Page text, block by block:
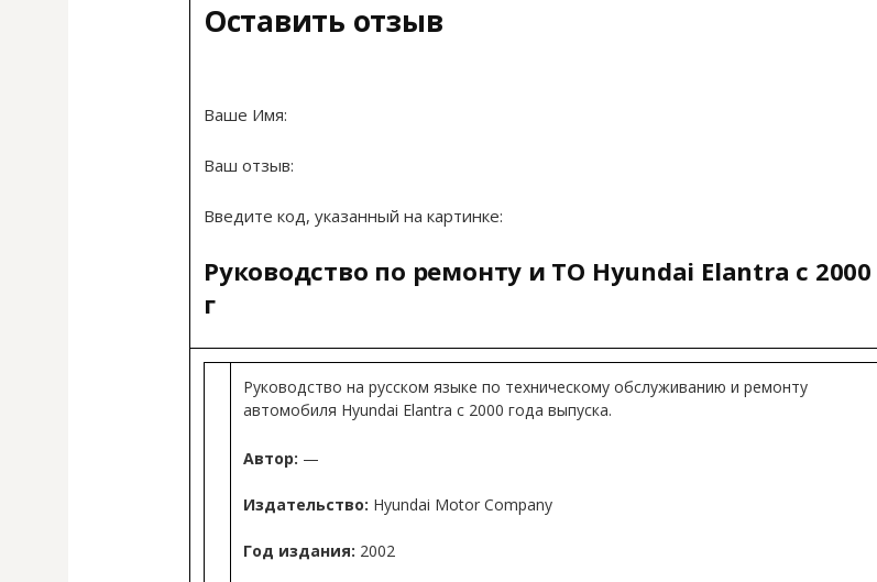
Оставить отзыв
Ваше Имя:
Ваш отзыв:
Введите код, указанный на картинке:
Руководство по ремонту и ТО Hyundai Elantra с 2000
г
Руководство на русском языке по техническому обслуживанию и ремонту
автомобиля Hyundai Elantra с 2000 года выпуска.
Автор: —
Издательство: Hyundai Motor Company
Год издания: 2002